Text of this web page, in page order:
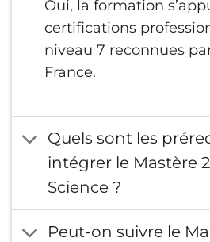
Un suivi pédagogique
présentiel à Paris
ligne
déployables
Une formation conçue
directement aux métiers
Oui, la formation
certifications
niveau 7 reconnues
France.
Quels sont les
intégrer le Mastère
Science ?
Peut-on suivre le